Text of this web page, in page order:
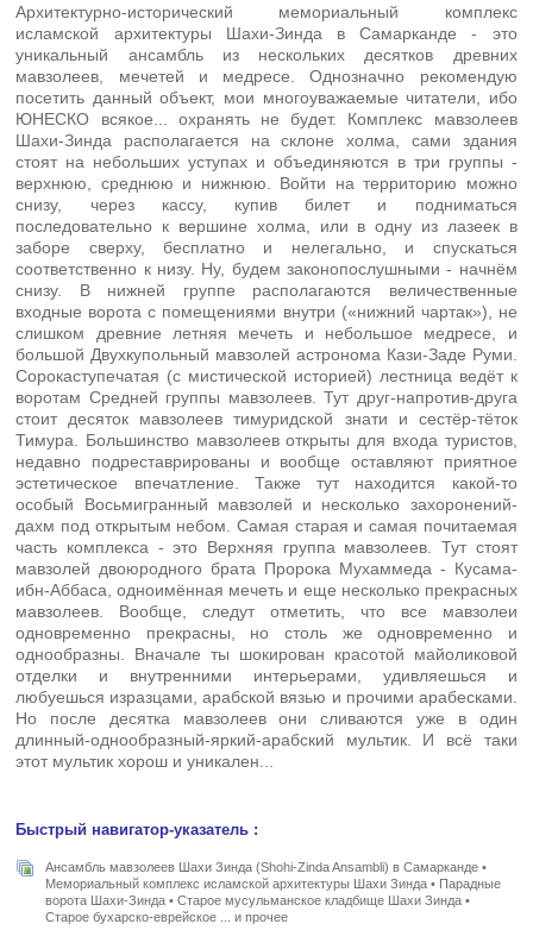
Архитектурно-исторический мемориальный комплекс
исламской архитектуры Шахи-Зинда в Самарканде - это
уникальный ансамбль из нескольких десятков древних
мавзолеев, мечетей и медресе. Однозначно рекомендую
посетить данный объект, мои многоуважаемые читатели, ибо
ЮНЕСКО всякое... охранять не будет. Комплекс мавзолеев
Шахи-Зинда располагается на склоне холма, сами здания
стоят на небольших уступах и объединяются в три группы -
верхнюю, среднюю и нижнюю. Войти на территорию можно
снизу, через кассу, купив билет и подниматься
последовательно к вершине холма, или в одну из лазеек в
заборе сверху, бесплатно и нелегально, и спускаться
соответственно к низу. Ну, будем законопослушными - начнём
снизу. В нижней группе располагаются величественные
входные ворота с помещениями внутри («нижний чартак»), не
слишком древние летняя мечеть и небольшое медресе, и
большой Двухкупольный мавзолей астронома Кази-Заде Руми.
Сорокаступечатая (с мистической историей) лестница ведёт к
воротам Средней группы мавзолеев. Тут друг-напротив-друга
стоит десяток мавзолеев тимуридской знати и сестёр-тёток
Тимура. Большинство мавзолеев открыты для входа туристов,
недавно подреставрированы и вообще оставляют приятное
эстетическое впечатление. Также тут находится какой-то
особый Восьмигранный мавзолей и несколько захоронений-
дахм под открытым небом. Самая старая и самая почитаемая
часть комплекса - это Верхняя группа мавзолеев. Тут стоят
мавзолей двоюродного брата Пророка Мухаммеда - Кусама-
ибн-Аббаса, одноимённая мечеть и еще несколько прекрасных
мавзолеев. Вообще, следут отметить, что все мавзолеи
одновременно прекрасны, но столь же одновременно и
однообразны. Вначале ты шокирован красотой майоликовой
отделки и внутренними интерьерами, удивляешься и
любуешься изразцами, арабской вязью и прочими арабесками.
Но после десятка мавзолеев они сливаются уже в один
длинный-однообразный-яркий-арабский мультик. И всё таки
этот мультик хорош и уникален...
Быстрый навигатор-указатель :
Ансамбль мавзолеев Шахи Зинда (Shohi-Zinda Ansambli) в Самарканде •
Мемориальный комплекс исламской архитектуры Шахи Зинда • Парадные
ворота Шахи-Зинда • Старое мусульманское кладбище Шахи Зинда •
Старое бухарско-еврейское ... и прочее